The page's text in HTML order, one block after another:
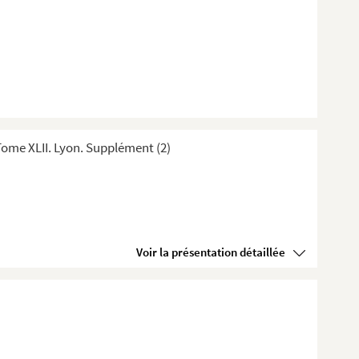
XLII. Lyon. Supplément (2)
Voir la présentation détaillée